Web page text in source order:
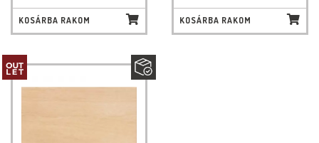
KOSÁRBA RAKOM KOSÁRBA RAKOM